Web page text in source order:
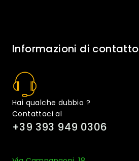
Informazioni di contatto
Hai qualche dubbio ?
Contattaci al
+39 393 949 0306